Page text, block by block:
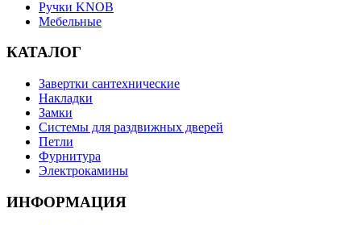
Ручки KNOB
Мебельные
КАТАЛОГ
Завертки сантехнические
Накладки
Замки
Системы для раздвижных дверей
Петли
Фурнитура
Электрокамины
ИНФОРМАЦИЯ